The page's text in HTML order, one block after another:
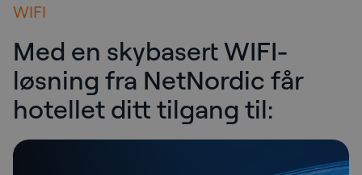
WIFI
Med en skybasert WIFI-
løsning fra NetNordic får
hotellet ditt tilgang til: